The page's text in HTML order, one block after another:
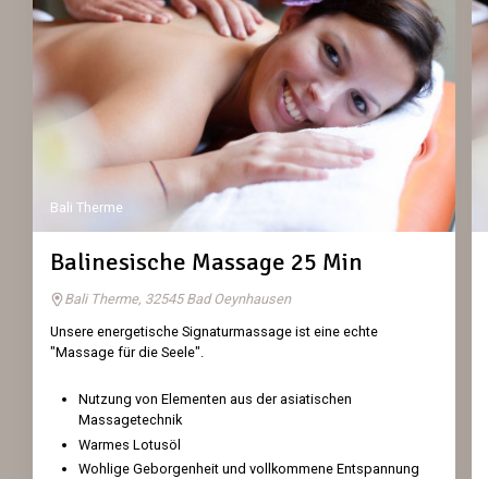
Bali Therme
Balinesische Massage 25 Min
Bali Therme, 32545 Bad Oeynhausen
Unsere energetische Signaturmassage ist eine echte
"Massage für die Seele".
Nutzung von Elementen aus der asiatischen
Massagetechnik
Warmes Lotusöl
Wohlige Geborgenheit und vollkommene Entspannung